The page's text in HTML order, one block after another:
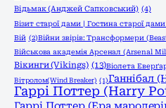
Відьмак (Анджей Сапковський) (4)
Візит старої дами | Гостина старої
Вій (2)Війни звірів: Трансформери
Військова академія Арсенал (Arsenal
Вікинги (Vikings) (13)Віолета
Вітролом(Wind Breaker) (1)Ганнібал
Гаррі Поттер (Harry